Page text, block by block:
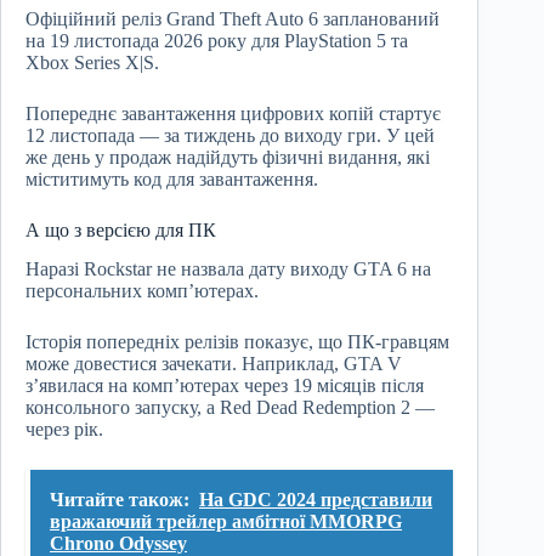
Офіційний реліз Grand Theft Auto 6 запланований
на 19 листопада 2026 року для PlayStation 5 та
Xbox Series X|S.
Попереднє завантаження цифрових копій стартує
12 листопада — за тиждень до виходу гри. У цей
же день у продаж надійдуть фізичні видання, які
міститимуть код для завантаження.
А що з версією для ПК
Наразі Rockstar не назвала дату виходу GTA 6 на
персональних комп’ютерах.
Історія попередніх релізів показує, що ПК-гравцям
може довестися зачекати. Наприклад, GTA V
з’явилася на комп’ютерах через 19 місяців після
консольного запуску, а Red Dead Redemption 2 —
через рік.
Читайте також: На GDC 2024 представили
вражаючий трейлер амбітної MMORPG
Chrono Odyssey